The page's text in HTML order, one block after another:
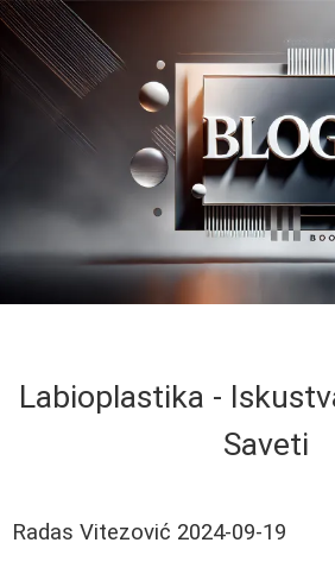
Labioplastika -
Saveti
Radas Vitezović 2024-09-19